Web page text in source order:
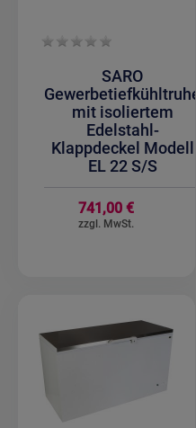
SARO
Gewerbetiefkühltruhe
mit isoliertem
Edelstahl-
Klappdeckel Modell
EL 22 S/S
741,00 €